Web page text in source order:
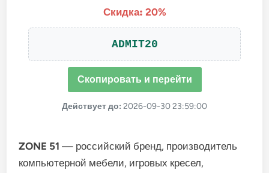
Скидка: 20%
ADMIT20
Скопировать и перейти
Действует до: 2026-09-30 23:59:00
ZONE 51 — российский бренд, производитель
компьютерной мебели, игровых кресел,